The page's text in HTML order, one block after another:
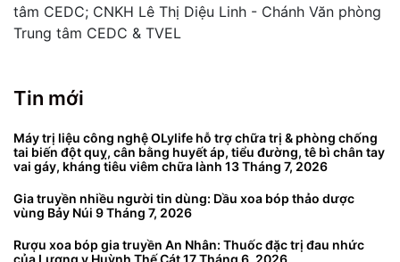
tâm CEDC; CNKH Lê Thị Diệu Linh - Chánh Văn phòng
Trung tâm CEDC & TVEL
Tin mới
Máy trị liệu công nghệ OLylife hỗ trợ chữa trị & phòng chống
tai biến đột quỵ, cân bằng huyết áp, tiểu đường, tê bì chân tay
vai gáy, kháng tiêu viêm chữa lành 13 Tháng 7, 2026
Gia truyền nhiều người tin dùng: Dầu xoa bóp thảo dược
vùng Bảy Núi 9 Tháng 7, 2026
Rượu xoa bóp gia truyền An Nhân: Thuốc đặc trị đau nhức
của Lương y Huỳnh Thế Cát17 Tháng 6, 2026